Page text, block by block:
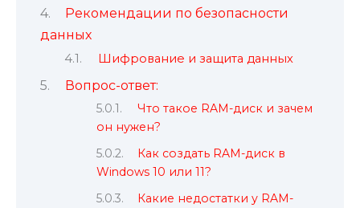
Рекомендации по безопасности
данных
Шифрование и защита данных
Вопрос-ответ:
Что такое RAM-диск и зачем
он нужен?
Как создать RAM-диск в
Windows 10 или 11?
Какие недостатки у RAM-